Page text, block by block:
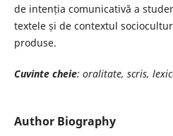
de intenția comunicativă a
textele și de contextul
produse.
Cuvinte cheie: oralitate, scris,
Author Biography